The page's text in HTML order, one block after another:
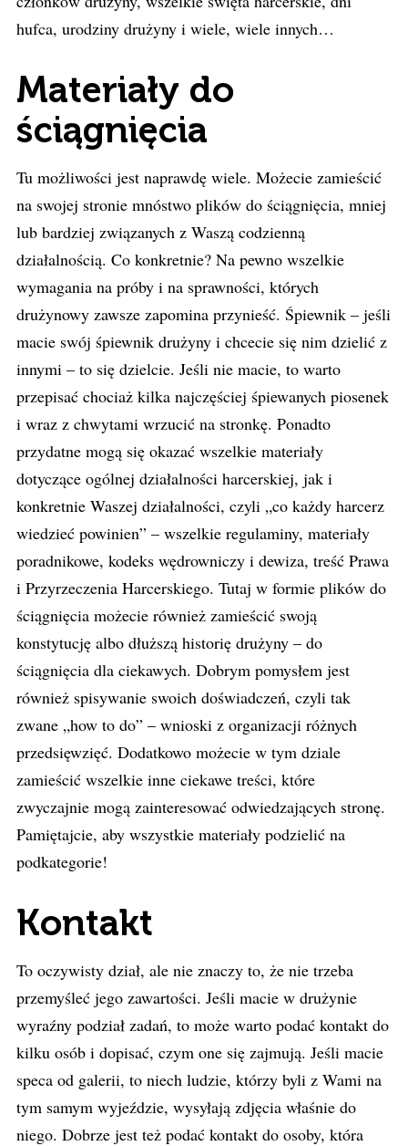
hufca, urodziny drużyny i wiele, wiele innych…
Materiały do
ściągnięcia
Tu możliwości jest naprawdę wiele. Możecie zamieścić
na swojej stronie mnóstwo plików do ściągnięcia, mniej
lub bardziej związanych z Waszą codzienną
działalnością. Co konkretnie? Na pewno wszelkie
wymagania na próby i na sprawności, których
drużynowy zawsze zapomina przynieść. Śpiewnik – jeśli
macie swój śpiewnik drużyny i chcecie się nim dzielić z
innymi – to się dzielcie. Jeśli nie macie, to warto
przepisać chociaż kilka najczęściej śpiewanych piosenek
i wraz z chwytami wrzucić na stronkę. Ponadto
przydatne mogą się okazać wszelkie materiały
dotyczące ogólnej działalności harcerskiej, jak i
konkretnie Waszej działalności, czyli „co każdy harcerz
wiedzieć powinien” – wszelkie regulaminy, materiały
poradnikowe, kodeks wędrowniczy i dewiza, treść Prawa
i Przyrzeczenia Harcerskiego. Tutaj w formie plików do
ściągnięcia możecie również zamieścić swoją
konstytucję albo dłuższą historię drużyny – do
ściągnięcia dla ciekawych. Dobrym pomysłem jest
również spisywanie swoich doświadczeń, czyli tak
zwane „how to do” – wnioski z organizacji różnych
przedsięwzięć. Dodatkowo możecie w tym dziale
zamieścić wszelkie inne ciekawe treści, które
zwyczajnie mogą zainteresować odwiedzających stronę.
Pamiętajcie, aby wszystkie materiały podzielić na
podkategorie!
Kontakt
To oczywisty dział, ale nie znaczy to, że nie trzeba
przemyśleć jego zawartości. Jeśli macie w drużynie
wyraźny podział zadań, to może warto podać kontakt do
kilku osób i dopisać, czym one się zajmują. Jeśli macie
speca od galerii, to niech ludzie, którzy byli z Wami na
tym samym wyjeździe, wysyłają zdjęcia właśnie do
niego. Dobrze jest też podać kontakt do osoby, która